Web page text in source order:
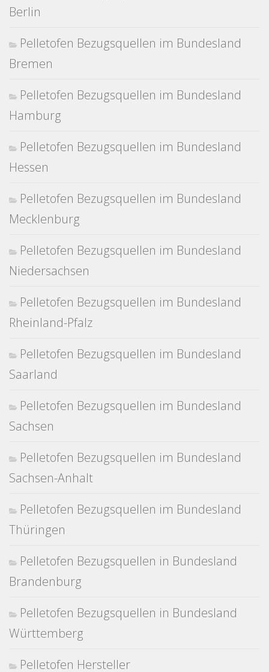
Berlin
Pelletofen Bezugsquellen im Bundesland
Bremen
Pelletofen Bezugsquellen im Bundesland
Hamburg
Pelletofen Bezugsquellen im Bundesland
Hessen
Pelletofen Bezugsquellen im Bundesland
Mecklenburg
Pelletofen Bezugsquellen im Bundesland
Niedersachsen
Pelletofen Bezugsquellen im Bundesland
Rheinland-Pfalz
Pelletofen Bezugsquellen im Bundesland
Saarland
Pelletofen Bezugsquellen im Bundesland
Sachsen
Pelletofen Bezugsquellen im Bundesland
Sachsen-Anhalt
Pelletofen Bezugsquellen im Bundesland
Thüringen
Pelletofen Bezugsquellen in Bundesland
Brandenburg
Pelletofen Bezugsquellen in Bundesland
Württemberg
Pelletofen Hersteller